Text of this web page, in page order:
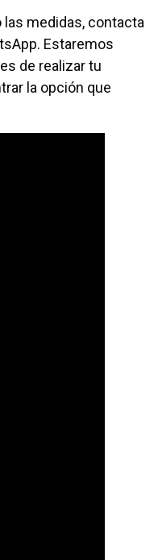
las medidas, contacta
Estaremos
de realizar tu
la opción que